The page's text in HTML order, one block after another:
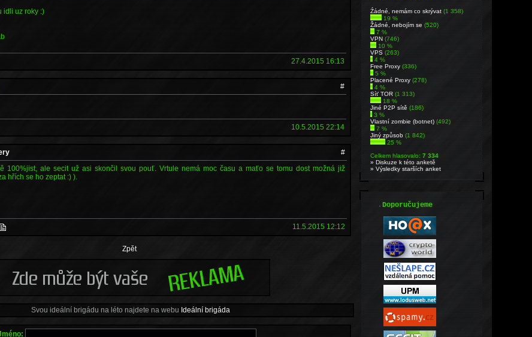
idli uz roky :)
27.4.2015 16:13
#
10.5.2015 22:14
#
100%jist, ale secit už asi skončil svou pouť. Vrtule nemá moc času a maťo se tomu dost možná již
hřích se ho zeptat :) ).
11.5.2015 12:12
Zpět
Svou ideální brigádu na léto najdete na webu Ideální brigáda
no:
Źádné, nemám co skrývat(1 358)
19 %
Žádné, nebojím se(520)
7 %
VPN(746)
10 %
VPS(263)
4 %
Free Proxy(336)
5 %
Placené Proxy(278)
4 %
Síť TOR(1 313)
18 %
Jiné P2P sítě(186)
3 %
Vlastní zombie (botnet)(492)
7 %
Jiný způsob(1 842)
25 %
Celkem hlasovalo:7 334
» Diskuze k této anketě
» Výsledky starších anket
.Doporučujeme